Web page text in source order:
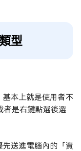
型
本上就是使用者不
者是右鍵點選後選
送進電腦內的「資